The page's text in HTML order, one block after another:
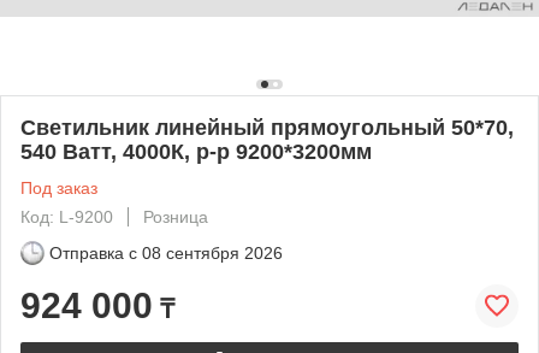
Светильник линейный прямоугольный 50*70,
540 Ватт, 4000К, р-р 9200*3200мм
Под заказ
Код: L-9200
Розница
Отправка с 08 сентября 2026
924 000 ₸